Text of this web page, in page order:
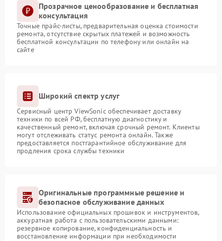
Прозрачное ценообразование и бесплатная
консультация
Точные прайс-листы, предварительная оценка стоимости
ремонта, отсутствие скрытых платежей и возможность
бесплатной консультации по телефону или онлайн на
сайте
Широкий спектр услуг
Сервисный центр ViewSonic обеспечивает доставку
техники по всей РФ, бесплатную диагностику и
качественный ремонт, включая срочный ремонт. Клиенты
могут отслеживать статус ремонта онлайн. Также
предоставляется постгарантийное обслуживание для
продления срока службы техники
Оригинальные программные решение и
безопасное обслуживание данных
Использование официальных прошивок и инструментов,
аккуратная работа с пользовательскими данными:
резервное копирование, конфиденциальность и
восстановление информации при необходимости